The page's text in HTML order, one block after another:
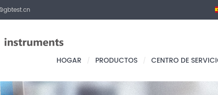
HOGAR / PRODUCTOS / CENTRO DE